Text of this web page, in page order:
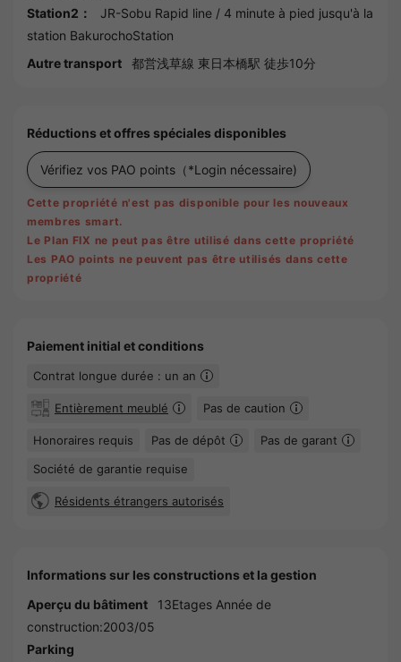
Station2：
JR-Sobu Rapid line / 4 minute à pied jusqu'à la
station BakurochoStation
Autre transport
都営浅草線 東日本橋駅 徒歩10分
Réductions et offres spéciales disponibles
Vérifiez vos PAO points （*Login nécessaire)
Cette propriété n'est pas disponible pour les nouveaux
membres smart.
Le Plan FIX ne peut pas être utilisé dans cette propriété
Les PAO points ne peuvent pas être utilisés dans cette
propriété
Paiement initial et conditions
Contrat longue durée : un an
Entièrement meublé Pas de caution
Honoraires requis Pas de dépôt Pas de garant
Société de garantie requise
Résidents étrangers autorisés
Informations sur les constructions et la gestion
Aperçu du bâtiment
13Etages Année de
construction:2003/05
Parking